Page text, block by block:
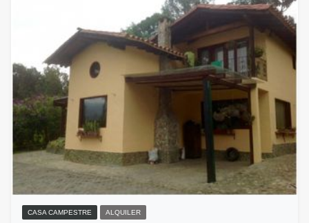
CASA CAMPESTRE ALQUILER